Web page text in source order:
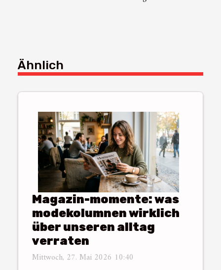
Ähnlich
Magazin-momente: was
modekolumnen wirklich
über unseren alltag
verraten
Mittwoch, 27. Mai 2026 10:40